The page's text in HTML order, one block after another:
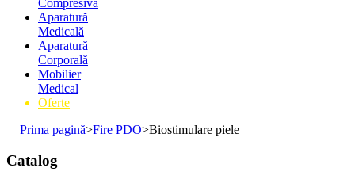
Compresivă
Aparatură
Medicală
Aparatură
Corporală
Mobilier
Medical
Oferte
Prima pagină>Fire PDO>Biostimulare piele
Catalog